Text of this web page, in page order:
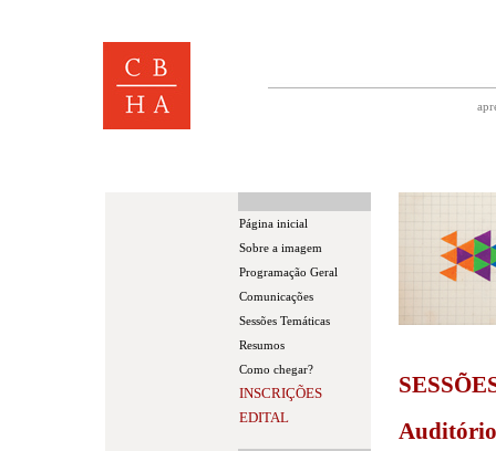
Página inicial
Sobre a imagem
Programação Geral
Comunicações
Sessões Temáticas
Resumos
Como chegar?
INSCRIÇÕES
EDITAL